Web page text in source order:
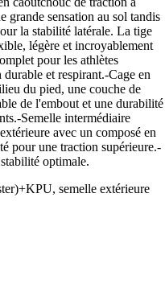
grande sensation au sol tandis
la stabilité latérale. La tige
légère et incroyablement
pour les athlètes
et respirant.-Cage en
du pied, une couche de
de l'embout et une durabilité
Semelle intermédiaire
avec un composé en
pour une traction supérieure.-
optimale.
semelle extérieure